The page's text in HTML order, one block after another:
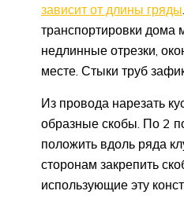
зависит от длины гряды
транспортировки дома
недлинные отрезки,
месте. Стыки труб
Из провода нарезать
образные скобы. По 2
положить вдоль ряда
сторонам закрепить
использующие эту